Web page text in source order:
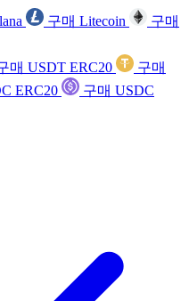
구매 Litecoin
구매
매 USDT ERC20
구매
ERC20
구매 USDC